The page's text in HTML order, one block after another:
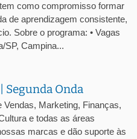
como compromisso formar
de aprendizagem consistente,
Sobre o programa: • Vagas
SP, Campina...
Segunda Onda
Vendas, Marketing, Finanças,
e todas as áreas
marcas e dão suporte às